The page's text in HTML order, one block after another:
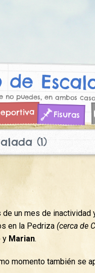
puedes, en ambos
Fisuras
(1)
de un mes de inactividad
en la Pedriza (cerca de
y Marian.
momento también se